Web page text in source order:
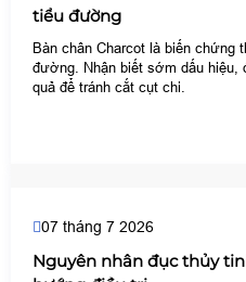
tiểu đường
Bàn chân Charcot là biến
đường. Nhận biết sớm dấu hiệu,
quả để tránh cắt cụt chi.
07 tháng 7 2026
Nguyên nhân đục thủy